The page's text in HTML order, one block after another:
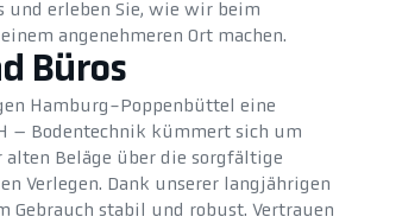
und erleben Sie, wie wir beim
angenehmeren Ort machen.
Büros
Hamburg-Poppenbüttel eine
– Bodentechnik kümmert sich um
Beläge über die sorgfältige
Verlegen. Dank unserer langjährigen
Gebrauch stabil und robust. Vertrauen